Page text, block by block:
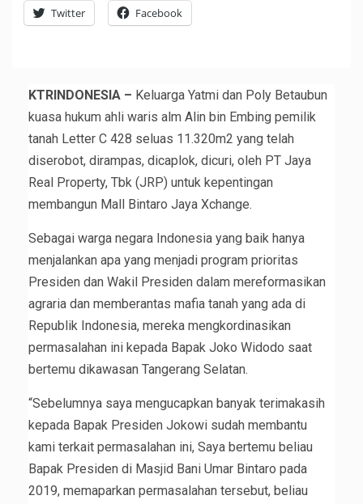
Twitter Facebook
KTRINDONESIA – Keluarga Yatmi dan Poly Betaubun
kuasa hukum ahli waris alm Alin bin Embing pemilik
tanah Letter C 428 seluas 11.320m2 yang telah
diserobot, dirampas, dicaplok, dicuri, oleh PT Jaya
Real Property, Tbk (JRP) untuk kepentingan
membangun Mall Bintaro Jaya Xchange.
Sebagai warga negara Indonesia yang baik hanya
menjalankan apa yang menjadi program prioritas
Presiden dan Wakil Presiden dalam mereformasikan
agraria dan memberantas mafia tanah yang ada di
Republik Indonesia, mereka mengkordinasikan
permasalahan ini kepada Bapak Joko Widodo saat
bertemu dikawasan Tangerang Selatan.
“Sebelumnya saya mengucapkan banyak terimakasih
kepada Bapak Presiden Jokowi sudah membantu
kami terkait permasalahan ini, Saya bertemu beliau
Bapak Presiden di Masjid Bani Umar Bintaro pada
2019, memaparkan permasalahan tersebut, beliau